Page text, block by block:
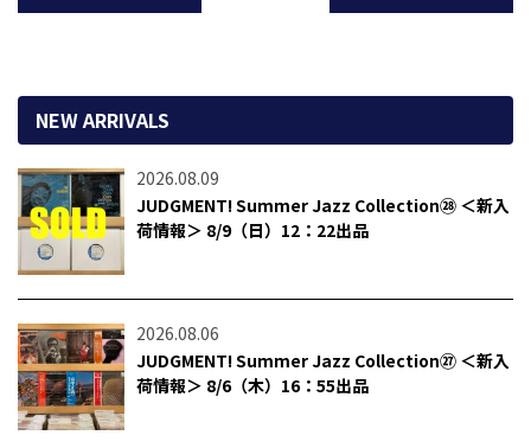
NEW ARRIVALS
2026.08.09
JUDGMENT! Summer Jazz Collection㉘ ＜新入
荷情報＞ 8/9（日）12：22出品
2026.08.06
JUDGMENT! Summer Jazz Collection㉗ ＜新入
荷情報＞ 8/6（木）16：55出品